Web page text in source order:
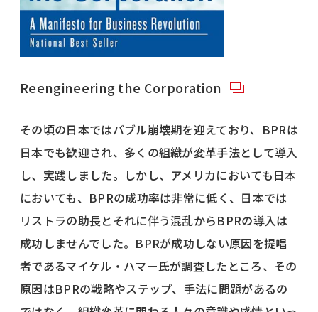
Reengineering the Corporation
その頃の日本ではバブル崩壊期を迎えており、BPRは
日本でも歓迎され、多くの組織が変革手法として導入
し、実践しました。しかし、アメリカにおいても日本
においても、BPRの成功率は非常に低く、日本では
リストラの助長とそれに伴う混乱からBPRの導入は
成功しませんでした。BPRが成功しない原因を提唱
者であるマイケル・ハマー氏が調査したところ、その
原因はBPRの戦略やステップ、手法に問題があるの